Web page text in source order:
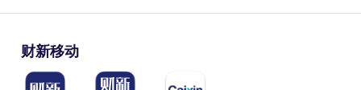
财新移动